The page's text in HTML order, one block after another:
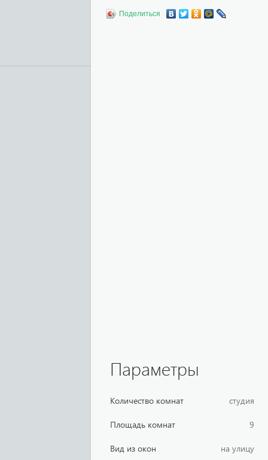
Поделиться
Параметры
Количество комнат студия
Площадь комнат 9
Вид из окон на улицу